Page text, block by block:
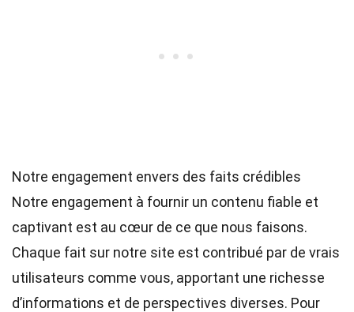
Notre engagement envers des faits crédibles
Notre engagement à fournir un contenu fiable et
captivant est au cœur de ce que nous faisons.
Chaque fait sur notre site est contribué par de vrais
utilisateurs comme vous, apportant une richesse
d’informations et de perspectives diverses. Pour